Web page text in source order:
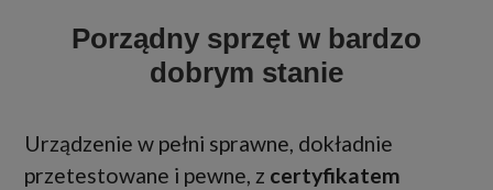
Porządny sprzęt w bardzo
dobrym stanie
Urządzenie w pełni sprawne, dokładnie
przetestowane i pewne, z certyfikatem